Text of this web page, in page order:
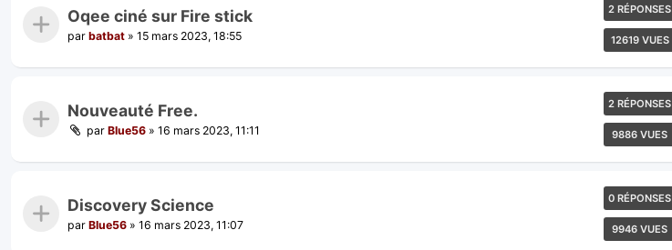
Oqee ciné sur Fire stick
par batbat » 15 mars 2023, 18:55
2 RÉPONSES
12619 VUES
Nouveauté Free.
par Blue56 » 16 mars 2023, 11:11
2 RÉPONSES
9886 VUES
Discovery Science
par Blue56 » 16 mars 2023, 11:07
0 RÉPONSES
9946 VUES